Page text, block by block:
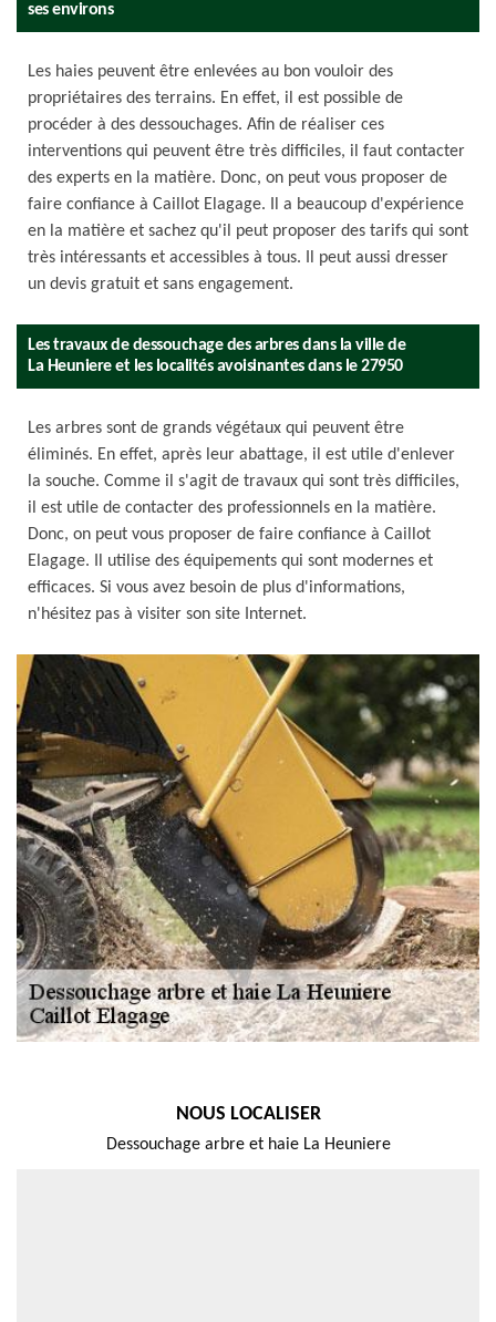
ses environs
Les haies peuvent être enlevées au bon vouloir des
propriétaires des terrains. En effet, il est possible de
procéder à des dessouchages. Afin de réaliser ces
interventions qui peuvent être très difficiles, il faut contacter
des experts en la matière. Donc, on peut vous proposer de
faire confiance à Caillot Elagage. Il a beaucoup d'expérience
en la matière et sachez qu'il peut proposer des tarifs qui sont
très intéressants et accessibles à tous. Il peut aussi dresser
un devis gratuit et sans engagement.
Les travaux de dessouchage des arbres dans la ville de
La Heuniere et les localités avoisinantes dans le 27950
Les arbres sont de grands végétaux qui peuvent être
éliminés. En effet, après leur abattage, il est utile d'enlever
la souche. Comme il s'agit de travaux qui sont très difficiles,
il est utile de contacter des professionnels en la matière.
Donc, on peut vous proposer de faire confiance à Caillot
Elagage. Il utilise des équipements qui sont modernes et
efficaces. Si vous avez besoin de plus d'informations,
n'hésitez pas à visiter son site Internet.
NOUS LOCALISER
Dessouchage arbre et haie La Heuniere